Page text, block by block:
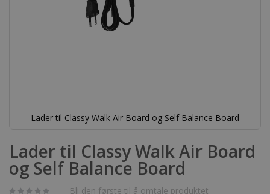
Lader til Classy Walk Air Board og Self Balance Board
til
begynnelsen
av
bildegalleri
Lader til Classy Walk Air Board
og Self Balance Board
Bli den første til å omtale produktet